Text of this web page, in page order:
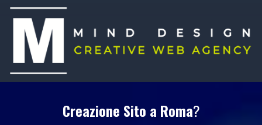
Creazione Sito a Roma?